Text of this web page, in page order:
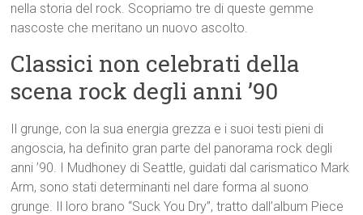
nella storia del rock. Scopriamo tre di queste gemme
nascoste che meritano un nuovo ascolto.
Classici non celebrati della
scena rock degli anni ’90
Il grunge, con la sua energia grezza e i suoi testi pieni di
angoscia, ha definito gran parte del panorama rock degli
anni ’90. I Mudhoney di Seattle, guidati dal carismatico Mark
Arm, sono stati determinanti nel dare forma al suono
grunge. Il loro brano “Suck You Dry”, tratto dall’album Piece